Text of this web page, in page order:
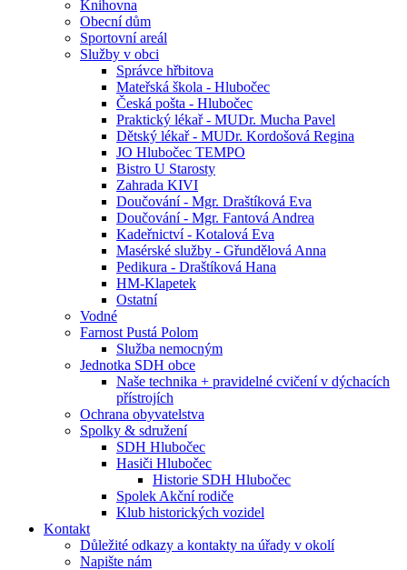
Knihovna
Obecní dům
Sportovní areál
Služby v obci
Správce hřbitova
Mateřská škola - Hlubočec
Česká pošta - Hlubočec
Praktický lékař - MUDr. Mucha Pavel
Dětský lékař - MUDr. Kordošová Regina
JO Hlubočec TEMPO
Bistro U Starosty
Zahrada KIVI
Doučování - Mgr. Draštíková Eva
Doučování - Mgr. Fantová Andrea
Kadeřnictví - Kotalová Eva
Masérské služby - Gřundělová Anna
Pedikura - Draštíková Hana
HM-Klapetek
Ostatní
Vodné
Farnost Pustá Polom
Služba nemocným
Jednotka SDH obce
Naše technika + pravidelné cvičení v dýchacích
přístrojích
Ochrana obyvatelstva
Spolky & sdružení
SDH Hlubočec
Hasiči Hlubočec
Historie SDH Hlubočec
Spolek Akční rodiče
Klub historických vozidel
Kontakt
Důležité odkazy a kontakty na úřady v okolí
Napište nám